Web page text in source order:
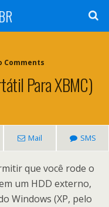
Comments
Para XBMC)
Mail SMS
que você rode o
um HDD externo,
Windows (XP, pelo